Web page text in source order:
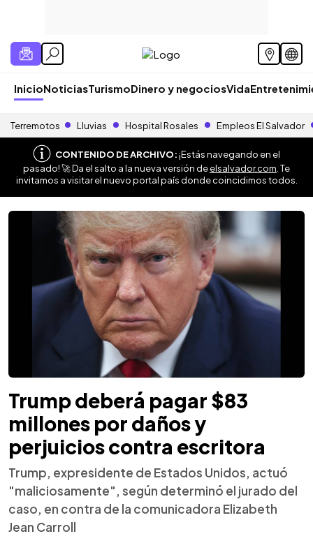
InicioNoticiasTurismoDinero y negociosVida
Terremotos Lluvias Hospital Rosales Empleos El Salvador
CONTENIDO DE ARCHIVO:¡Estás navegando en el
pasado! 🚀 Da el salto a la nueva versión deelsalvador.com . Te
invitamos a visitar el nuevo portal país donde coincidimos todos.
Trump deberá pagar $83
millones por daños y
perjuicios contra escritora
Trump, expresidente de Estados Unidos, actuó
"maliciosamente", según determinó el jurado del
caso, en contra de la comunicadora Elizabeth
Jean Carroll